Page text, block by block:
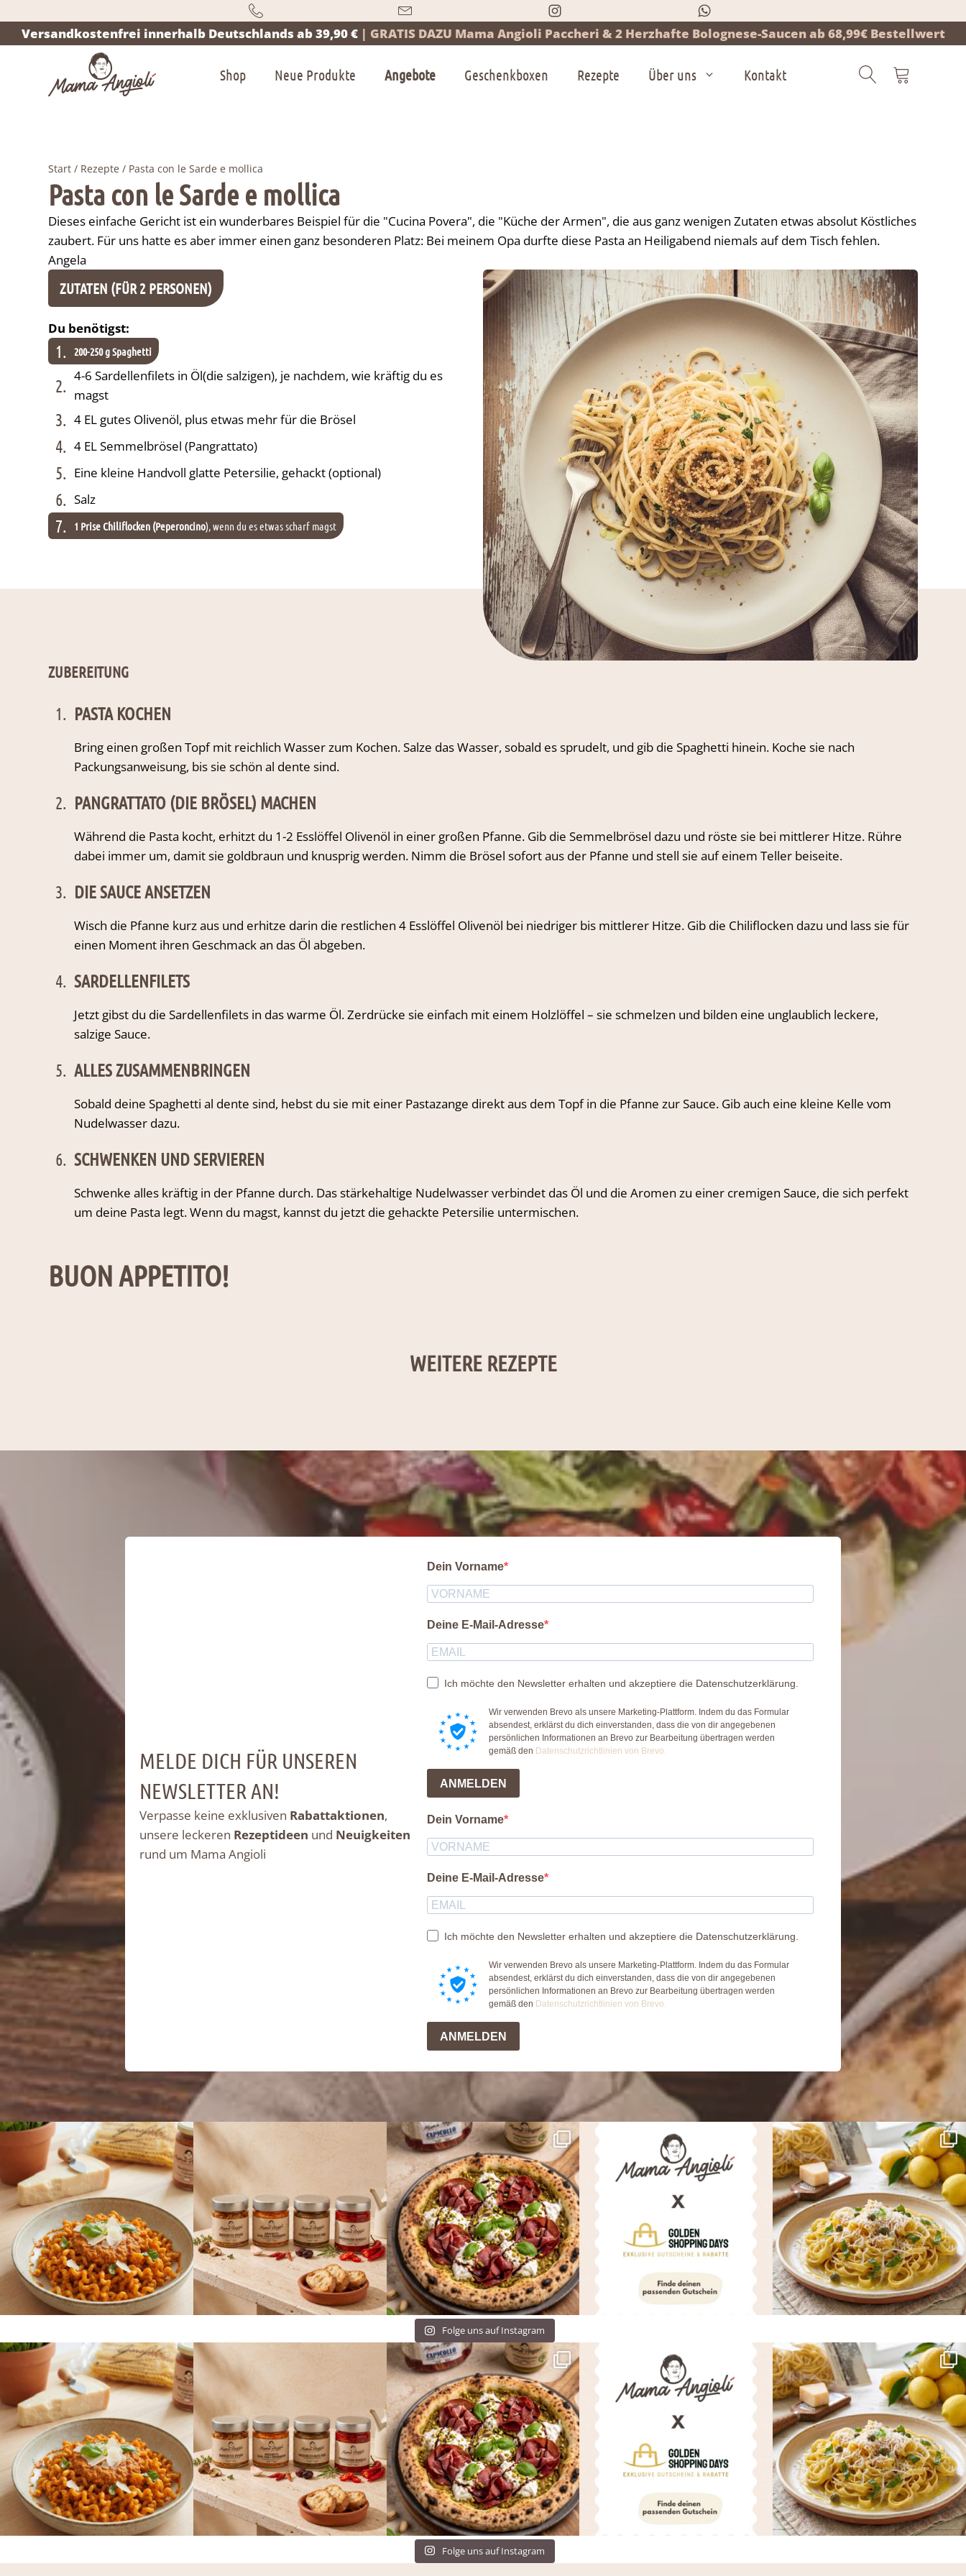
Versandkostenfrei innerhalb Deutschlands ab 39,90 € | GRATIS DAZU Mama Angioli Paccheri & 2 Herzhafte Bolognese-Saucen ab 68,99€ Bestellwert
Shop Neue Produkte Angebote Geschenkboxen Rezepte Über uns Kontakt
Start / Rezepte / Pasta con le Sarde e mollica
Pasta con le Sarde e mollica
Dieses einfache Gericht ist ein wunderbares Beispiel für die "Cucina Povera", die "Küche der Armen", die aus ganz wenigen Zutaten etwas absolut Köstliches
zaubert. Für uns hatte es aber immer einen ganz besonderen Platz: Bei meinem Opa durfte diese Pasta an Heiligabend niemals auf dem Tisch fehlen.
Angela
ZUTATEN (FÜR 2 PERSONEN)
Du benötigst:
1. 200-250 g Spaghetti
2. 4-6 Sardellenfilets in Öl(die salzigen), je nachdem, wie kräftig du es
magst
3. 4 EL gutes Olivenöl, plus etwas mehr für die Brösel
4. 4 EL Semmelbrösel (Pangrattato)
5. Eine kleine Handvoll glatte Petersilie, gehackt (optional)
6. Salz
7. 1 Prise Chiliflocken (Peperoncino), wenn du es etwas scharf magst
ZUBEREITUNG
1. PASTA KOCHEN
Bring einen großen Topf mit reichlich Wasser zum Kochen. Salze das Wasser, sobald es sprudelt, und gib die Spaghetti hinein. Koche sie nach
Packungsanweisung, bis sie schön al dente sind.
2. PANGRATTATO (DIE BRÖSEL) MACHEN
Während die Pasta kocht, erhitzt du 1-2 Esslöffel Olivenöl in einer großen Pfanne. Gib die Semmelbrösel dazu und röste sie bei mittlerer Hitze. Rühre
dabei immer um, damit sie goldbraun und knusprig werden. Nimm die Brösel sofort aus der Pfanne und stell sie auf einem Teller beiseite.
3. DIE SAUCE ANSETZEN
Wisch die Pfanne kurz aus und erhitze darin die restlichen 4 Esslöffel Olivenöl bei niedriger bis mittlerer Hitze. Gib die Chiliflocken dazu und lass sie für
einen Moment ihren Geschmack an das Öl abgeben.
4. SARDELLENFILETS
Jetzt gibst du die Sardellenfilets in das warme Öl. Zerdrücke sie einfach mit einem Holzlöffel – sie schmelzen und bilden eine unglaublich leckere,
salzige Sauce.
5. ALLES ZUSAMMENBRINGEN
Sobald deine Spaghetti al dente sind, hebst du sie mit einer Pastazange direkt aus dem Topf in die Pfanne zur Sauce. Gib auch eine kleine Kelle vom
Nudelwasser dazu.
6. SCHWENKEN UND SERVIEREN
Schwenke alles kräftig in der Pfanne durch. Das stärkehaltige Nudelwasser verbindet das Öl und die Aromen zu einer cremigen Sauce, die sich perfekt
um deine Pasta legt. Wenn du magst, kannst du jetzt die gehackte Petersilie untermischen.
BUON APPETITO!
WEITERE REZEPTE
MELDE DICH FÜR UNSEREN
NEWSLETTER AN!
Verpasse keine exklusiven Rabattaktionen,
unsere leckeren Rezeptideen und Neuigkeiten
rund um Mama Angioli
Dein Vorname
Deine E-Mail-Adresse
Ich möchte den Newsletter erhalten und akzeptiere die Datenschutzerklärung.
Wir verwenden Brevo als unsere Marketing-Plattform. Indem du das Formular
absendest, erklärst du dich einverstanden, dass die von dir angegebenen
persönlichen Informationen an Brevo zur Bearbeitung übertragen werden
gemäß den Datenschutzrichtlinien von Brevo.
ANMELDEN
Dein Vorname
Deine E-Mail-Adresse
Ich möchte den Newsletter erhalten und akzeptiere die Datenschutzerklärung.
Wir verwenden Brevo als unsere Marketing-Plattform. Indem du das Formular
absendest, erklärst du dich einverstanden, dass die von dir angegebenen
persönlichen Informationen an Brevo zur Bearbeitung übertragen werden
gemäß den Datenschutzrichtlinien von Brevo.
ANMELDEN
Folge uns auf Instagram
Folge uns auf Instagram